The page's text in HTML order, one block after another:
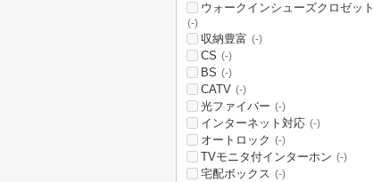
ウォークインシューズクロゼット
(-)
収納豊富 (-)
CS (-)
BS (-)
CATV (-)
光ファイバー (-)
インターネット対応 (-)
オートロック (-)
TVモニタ付インターホン (-)
宅配ボックス (-)